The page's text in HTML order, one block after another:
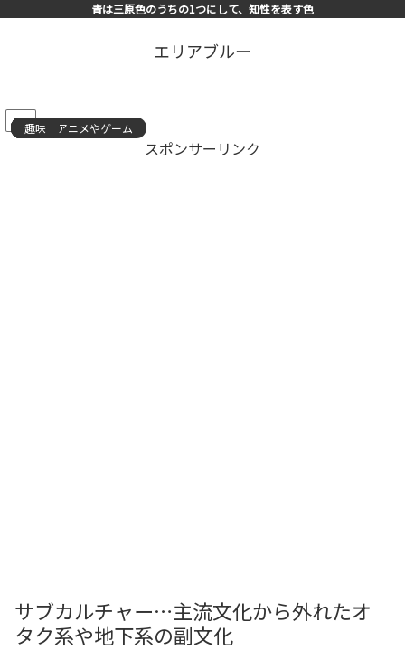
青は三原色のうちの1つにして、知性を表す色
エリアブルー
PR
スポンサーリンク
サブカルチャー…主流文化から外れたオ
タク系や地下系の副文化
趣味
趣味
趣味
漫画やアニメやゲーム
趣味
趣味
趣味
趣味
趣味
趣味
趣味
趣味
趣味
趣味
趣味